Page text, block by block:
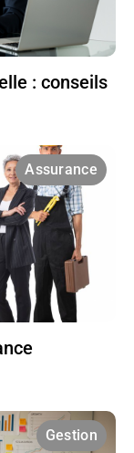
: conseils
Assurance
Gestion